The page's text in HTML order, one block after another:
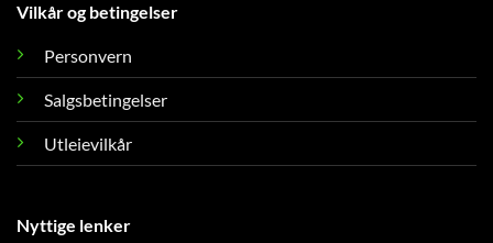
Vilkår og betingelser
Personvern
Salgsbetingelser
Utleievilkår
Nyttige lenker